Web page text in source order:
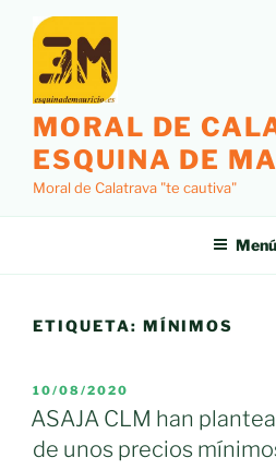
contenido
MORAL DE
ESQUINA DE
Moral de Calatrava "te cautiva"
Menú
ETIQUETA: MÍNIMOS
PUBLICADO
EL
10/08/2020
ASAJA CLM han
de unos precios